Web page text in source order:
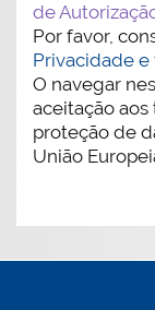
de
Por favor,
Privacidade
O navegar
aceitação
proteção de
União